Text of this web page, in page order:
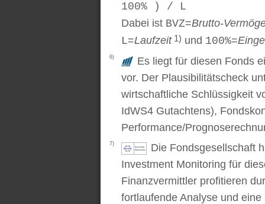
100% ) / L
Dabei ist BVZ=Brutto-
L=Laufzeit1) und 100%=
6)
Es liegt für diesen Fonds
vor. Der Plausibilitätscheck
wirtschaftliche Schlüssigkeit
IdWS4 Gutachtens),
Performance/
7)
Die Fondsgesellschaft
Investment Monitoring für
Finanzvermittler profitieren
fortlaufende Analyse und